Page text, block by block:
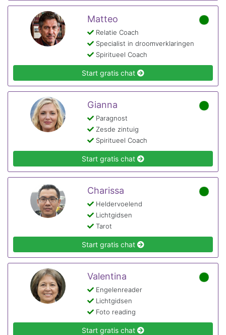
Matteo
Relatie Coach
Specialist in droomverklaringen
Spiritueel Coach
Start gratis chat
Gianna
Paragnost
Zesde zintuig
Spiritueel Coach
Start gratis chat
Charissa
Heldervoelend
Lichtgidsen
Tarot
Start gratis chat
Valentina
Engelenreader
Lichtgidsen
Foto reading
Start gratis chat